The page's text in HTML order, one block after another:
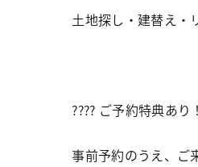
土地探し・建替え・
???? ご予約特典あり！
事前予約のうえ、ご